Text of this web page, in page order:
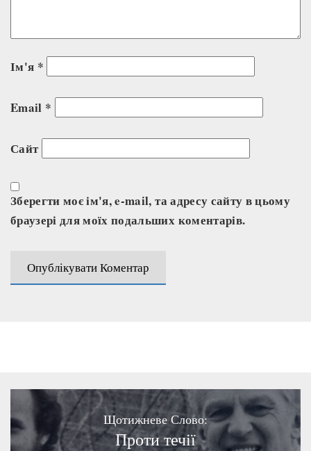
Ім'я *
Email *
Сайт
Зберегти моє ім'я, e-mail, та адресу сайту в цьому
браузері для моїх подальших коментарів.
Щотижневе Слово:
Проти течії